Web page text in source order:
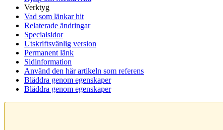
Verktyg
Vad som länkar hit
Relaterade ändringar
Specialsidor
Utskriftsvänlig version
Permanent länk
Sidinformation
Använd den här artikeln som referens
Bläddra genom egenskaper
Bläddra genom egenskaper